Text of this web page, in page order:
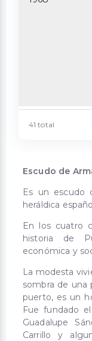
41 total
Escudo de
Es un escudo
heráldica
En los cuatro
historia de
económica y
La modesta
sombra de una
puerto, es un
Fue fundado
Guadalupe
Carrillo y